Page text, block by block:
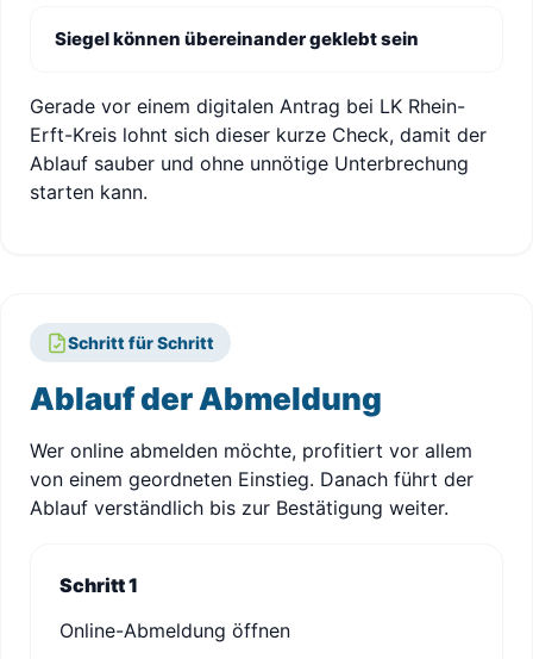
Siegel können übereinander geklebt sein
Gerade vor einem digitalen Antrag bei LK Rhein-
Erft-Kreis lohnt sich dieser kurze Check, damit der
Ablauf sauber und ohne unnötige Unterbrechung
starten kann.
Schritt für Schritt
Ablauf der Abmeldung
Wer online abmelden möchte, profitiert vor allem
von einem geordneten Einstieg. Danach führt der
Ablauf verständlich bis zur Bestätigung weiter.
Schritt 1
Online-Abmeldung öffnen